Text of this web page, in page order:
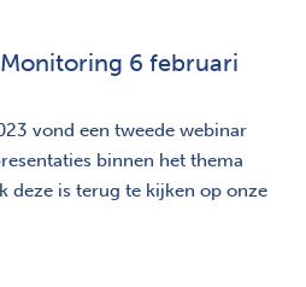
6 februari
vond een tweede webinar
binnen het thema
deze is terug te kijken op onze